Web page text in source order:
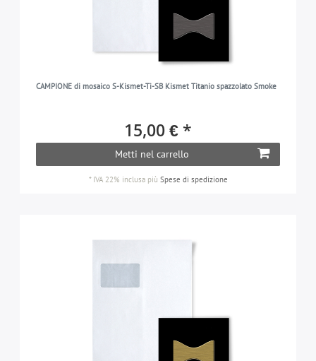
CAMPIONE di mosaico S-Kismet-Ti-SB Kismet Titanio spazzolato Smoke
15,00 € *
Metti nel carrello
* IVA 22% inclusapiù Spese di spedizione